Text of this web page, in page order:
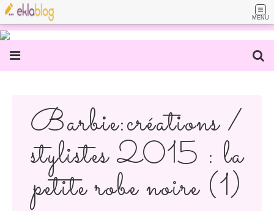
MENU
Barbie:créations /
stylistes 2015 : la
petite robe noire (1)